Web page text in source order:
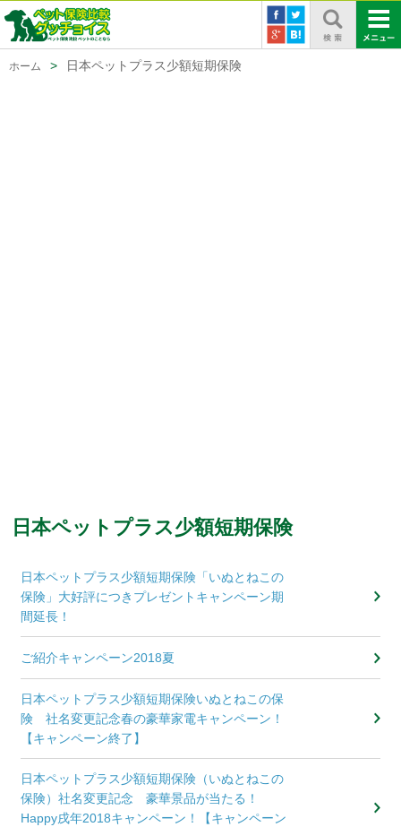
ホーム 日本ペットプラス少額短期保険
日本ペットプラス少額短期保険
日本ペットプラス少額短期保険「いぬとねこの
保険」大好評につきプレゼントキャンペーン期
間延長！
ご紹介キャンペーン2018夏
日本ペットプラス少額短期保険いぬとねこの保
険 社名変更記念春の豪華家電キャンペーン！
【キャンペーン終了】
日本ペットプラス少額短期保険（いぬとねこの
保険）社名変更記念 豪華景品が当たる！
Happy戌年2018キャンペーン！【キャンペーン